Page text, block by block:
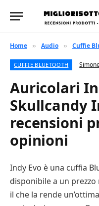
Home » Audio » Cuffie
CUFFIE BLUETOOTH
Auricolari
Skullcandy
recensioni
opinioni
Indy Evo è una cuffia
disponibile a un prezzo
il che la rende